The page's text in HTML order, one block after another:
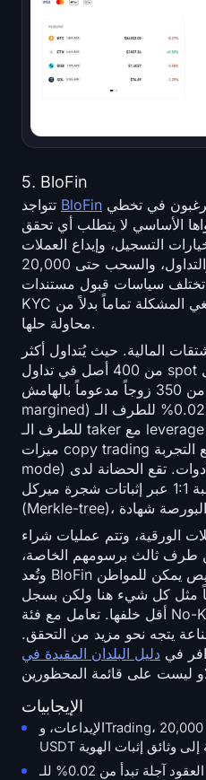
5. BloFin
BloFin
الأساسي لا يتطلب أي تحقق
التسجيل، وإيداع العملات
الرقمية، والتداول، والسحب حتى 20,000 USDT يومياً قبل
تختلف سياسات قبول مستندات
KYC من منصة لأخرى، فإن ذلك يلغي المشكلة تماماً بدلاً من
محاولة حلها.
المالية. حيث يُتداول أكثر
من 400 أصل في تداول spot برسوم 0.1%، وتعمل futures
عبر أكثر من 350 زوجاً مدعوماً بالهامش USDT (USDT-
margined) برسوم 0.02% للطرف الـ maker و0.06%
للطرف الـ taker مع leverage تصل إلى 150x، بينما تكمل
ميزات copy trading والروبوتات ووضع التجربة (demo
mode) مجموعة الأدوات. تقع الحضانة لدى Fireblocks، ويتم
التحقق من الاحتياطيات بنسبة 1:1 عبر إثباتات شجرة ميركل
الورقية، وتتم عمليات شراء
طرف ثالث برسومهم الخاصة،
وتُعد BloFin عملية خارجية بدون ترخيص يمكن للمواطن
مثل كل شيء هنا ولكن بسجل
أقل خلفها. تعامل مع فئة No-KYC على أنها ميزة راحة قد
يتجه نحو مزيد من التحقق.
في
الإيجابيات
الإيداعات، وTrading، وعمليات السحب تصل إلى 20,000
رسوم العقود آجلة تبدأ من 0.02% للـ maker عبر أكثر من 350